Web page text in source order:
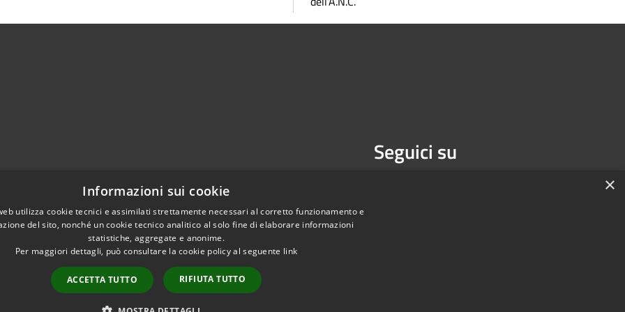
Seguici su
Area Interna
Copyright © 2026 • Comune di Melzo - Città Metropolitana di Milano • Powered by
×
Informazioni sui cookie
utilizza cookie tecnici e assimilati strettamente necessari al corretto funzionamento e
del sito, nonché un cookie tecnico analitico al solo fine di elaborare informazioni
statistiche, aggregate e anonime.
Per maggiori dettagli, può consultare la cookie policy al seguente link
ACCETTA TUTTO RIFIUTA TUTTO